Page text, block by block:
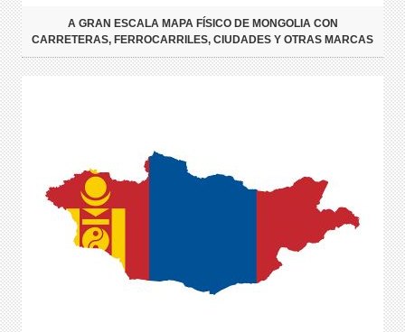
A GRAN ESCALA MAPA FÍSICO DE MONGOLIA CON
CARRETERAS, FERROCARRILES, CIUDADES Y OTRAS MARCAS